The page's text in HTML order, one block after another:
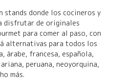
stands donde los cocineros y
disfrutar de originales
para comer al paso, con
alternativas para todos los
árabe, francesa, española,
peruana, neoyorquina,
más.